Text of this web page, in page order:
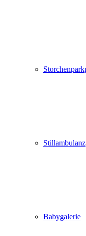
Stillambulanz
Babygalerie